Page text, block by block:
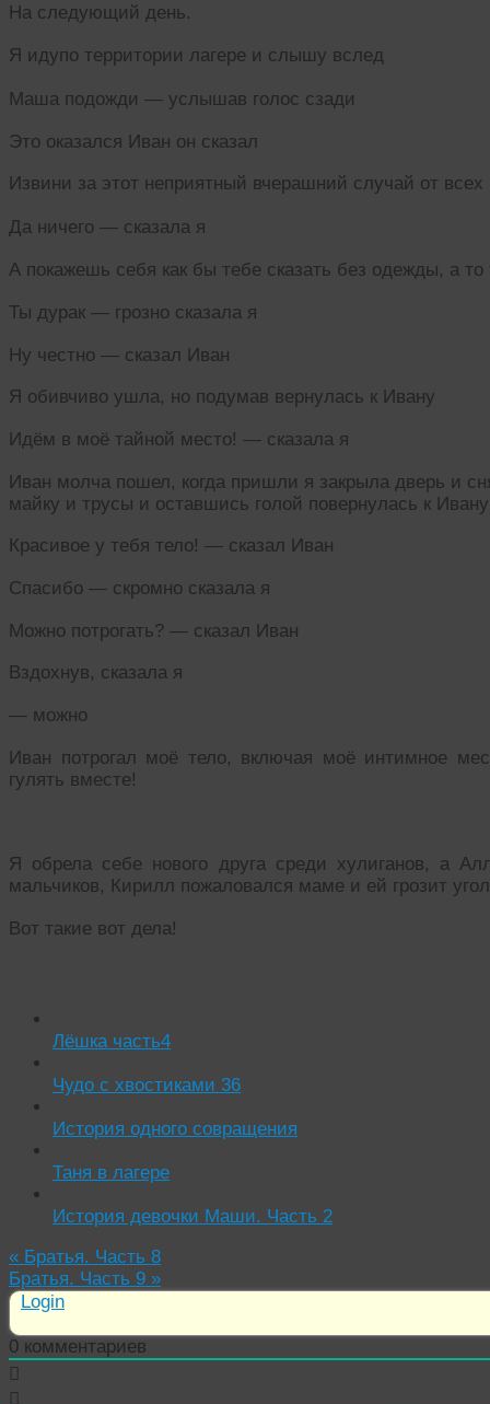
На следующий день.
Я идупо территории лагере и слышу вслед
Маша подожди — услышав голос сзади
Это оказался Иван он сказал
Извини за этот неприятный вчерашний случай от
Да ничего — сказала я
А покажешь себя как бы тебе сказать без одежды, а
Ты дурак — грозно сказала я
Ну честно — сказал Иван
Я обивчиво ушла, но подумав вернулась к Ивану
Идём в моё тайной место! — сказала я
Иван молча пошел, когда пришли я закрыла дверь и
майку и трусы и оставшись голой повернулась к
Красивое у тебя тело! — сказал Иван
Спасибо — скромно сказала я
Можно потрогать? — сказал Иван
Вздохнув, сказала я
— можно
Иван потрогал моё тело, включая моё интимное
гулять вместе!
Я обрела себе нового друга среди хулиганов, а
мальчиков, Кирилл пожаловался маме и ей грозит
Вот такие вот дела!
Лёшка часть4
Чудо с хвостиками 36
История одного совращения
Таня в лагере
История девочки Маши. Часть 2
« Братья. Часть 8
Братья. Часть 9 »
Login
0 комментариев